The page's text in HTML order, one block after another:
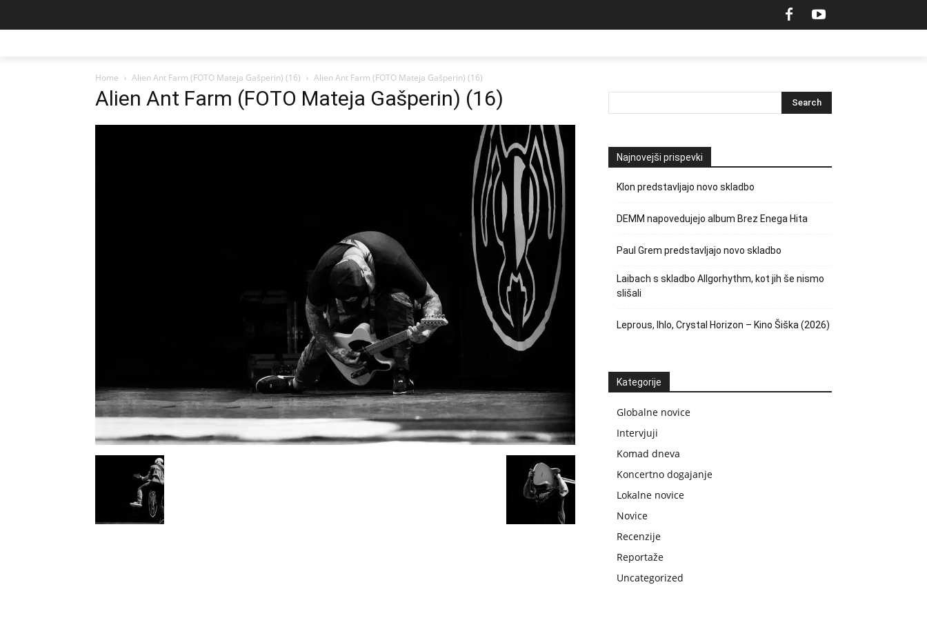
Home Alien Ant Farm (FOTO Mateja Gašperin) (16) Alien Ant Farm (FOTO Mateja Gašperin) (16)
Alien Ant Farm (FOTO Mateja Gašperin) (16)
Najnovejši prispevki
Klon predstavljajo novo skladbo
DEMM napovedujejo album Brez Enega Hita
Paul Grem predstavljajo novo skladbo
Laibach s skladbo Allgorhythm, kot jih še nismo
slišali
Leprous, Ihlo, Crystal Horizon – Kino Šiška (2026)
Kategorije
Globalne novice
Intervjuji
Komad dneva
Koncertno dogajanje
Lokalne novice
Novice
Recenzije
Reportaže
Uncategorized